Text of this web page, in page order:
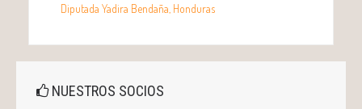
Diputada Yadira Bendaña, Honduras
NUESTROS SOCIOS